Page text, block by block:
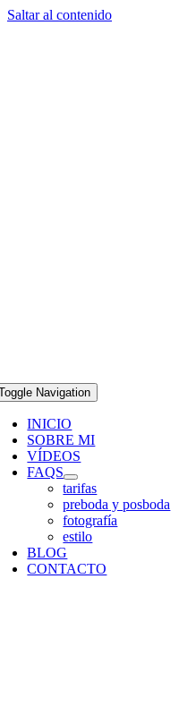
Saltar al contenido
Navigation
INICIO
SOBRE MI
VÍDEOS
FAQS
tarifas
preboda y posboda
fotografía
estilo
BLOG
CONTACTO